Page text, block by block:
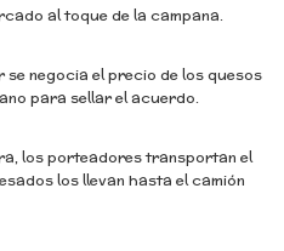
al toque de la campana.
negocia el precio de los quesos
para sellar el acuerdo.
los porteadores transportan el
los llevan hasta el camión